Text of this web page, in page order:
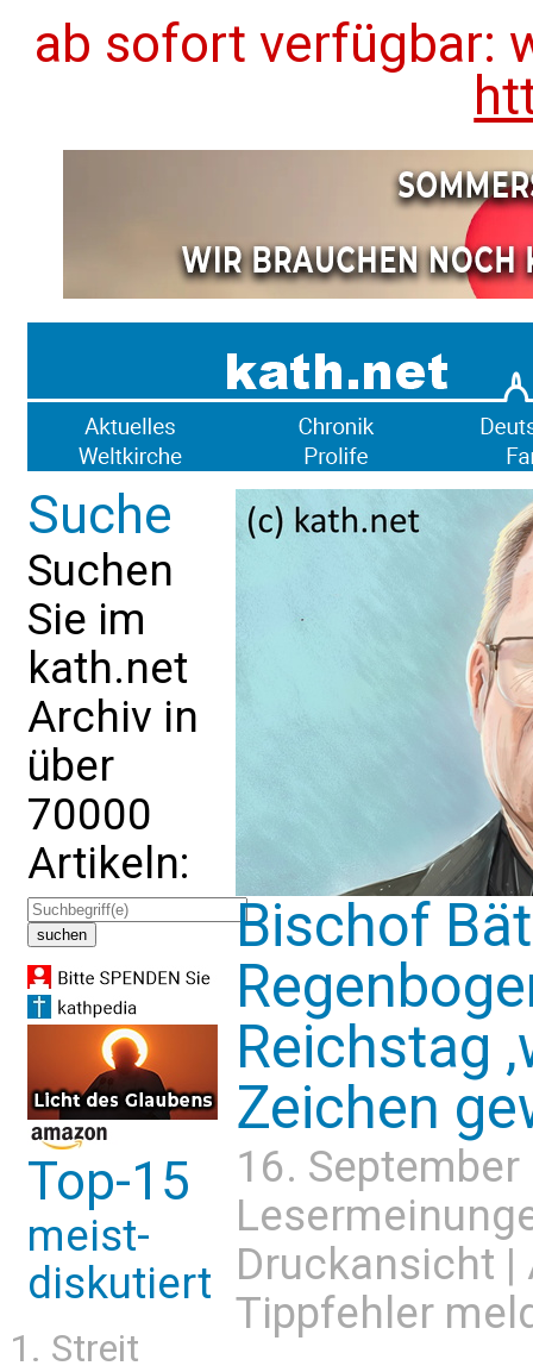
ab sofort verfügbar:
Suche
Suchen
Sie im
kath.net
Archiv in
über
70000
Artikeln:
Top-15
meist-
diskutiert
Streit
Bischof
Reichstag
Zeichen
16.
Druckansicht |
Tippfehler